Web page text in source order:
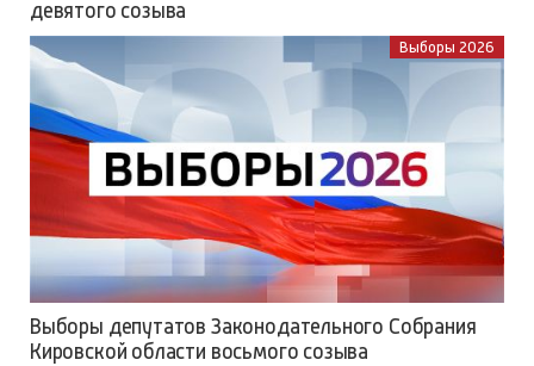
девятого созыва
Выборы 2026
Выборы депутатов Законодательного Собрания
Кировской области восьмого созыва